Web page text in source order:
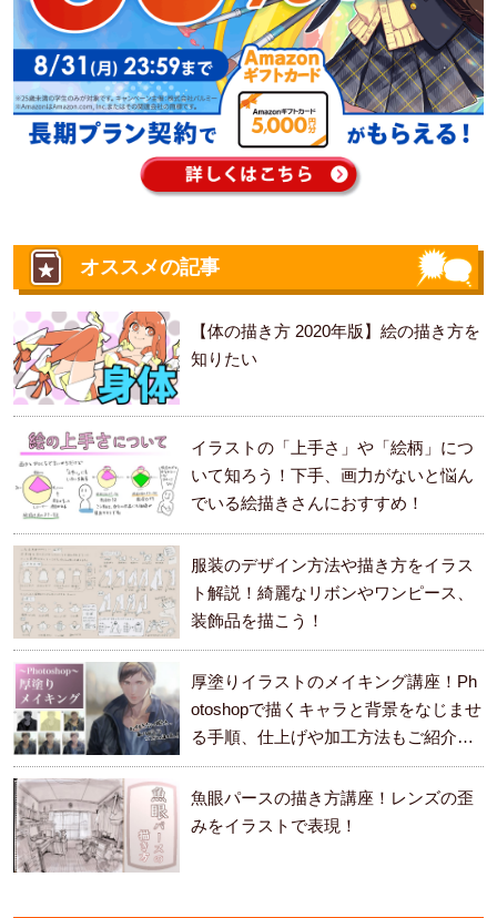
オススメの記事
【体の描き方 2020年版】絵の描き方を
知りたい
イラストの「上手さ」や「絵柄」につ
いて知ろう！下手、画力がないと悩ん
でいる絵描きさんにおすすめ！
服装のデザイン方法や描き方をイラス
ト解説！綺麗なリボンやワンピース、
装飾品を描こう！
厚塗りイラストのメイキング講座！Ph
otoshopで描くキャラと背景をなじませ
る手順、仕上げや加工方法もご紹介し
ます。
魚眼パースの描き方講座！レンズの歪
みをイラストで表現！